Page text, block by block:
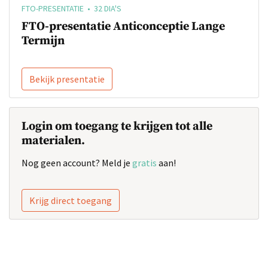
FTO-PRESENTATIE • 32 DIA'S
FTO-presentatie Anticonceptie Lange
Termijn
Bekijk presentatie
Login om toegang te krijgen tot alle
materialen.
Nog geen account? Meld je gratis aan!
Krijg direct toegang